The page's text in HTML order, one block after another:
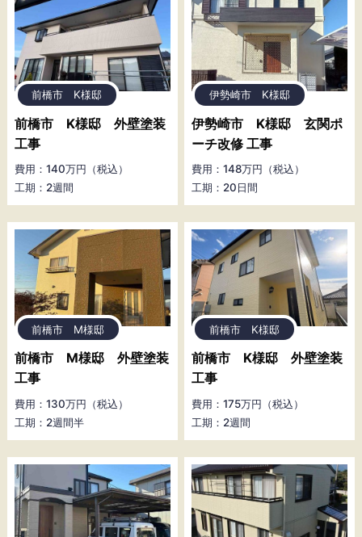
前橋市 K様邸
前橋市 K様邸 外壁塗装
工事
費用：140万円（税込）
工期：2週間
伊勢崎市 K様邸
伊勢崎市 K様邸 玄関ポ
ーチ改修 工事
費用：148万円（税込）
工期：20日間
前橋市 M様邸
前橋市 M様邸 外壁塗装
工事
費用：130万円（税込）
工期：2週間半
前橋市 K様邸
前橋市 K様邸 外壁塗装
工事
費用：175万円（税込）
工期：2週間